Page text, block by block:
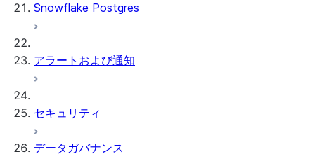
Snowflake Postgres
アラートおよび通知
セキュリティ
データガバナンス